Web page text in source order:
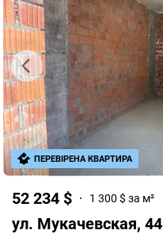
52 234 $ 1 300 $ за м²
ул. Мукачевская, 44
ПЕРЕВІРЕНА КВАРТИРА